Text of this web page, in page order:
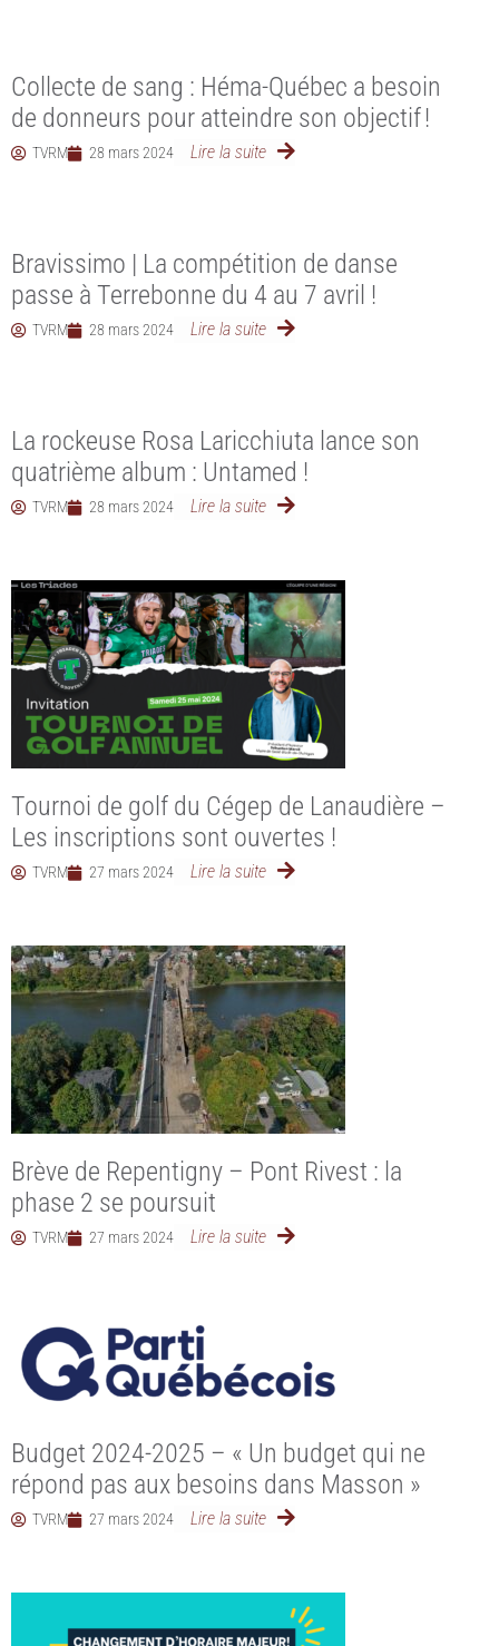
Collecte de sang : Héma-Québec a besoin
de donneurs pour atteindre son objectif !
TVRM 28 mars 2024 Lire la suite
Bravissimo | La compétition de danse
passe à Terrebonne du 4 au 7 avril !
TVRM 28 mars 2024 Lire la suite
La rockeuse Rosa Laricchiuta lance son
quatrième album : Untamed !
TVRM 28 mars 2024 Lire la suite
Tournoi de golf du Cégep de Lanaudière –
Les inscriptions sont ouvertes !
TVRM 27 mars 2024 Lire la suite
Brève de Repentigny – Pont Rivest : la
phase 2 se poursuit
TVRM 27 mars 2024 Lire la suite
Budget 2024-2025 – « Un budget qui ne
répond pas aux besoins dans Masson »
TVRM 27 mars 2024 Lire la suite